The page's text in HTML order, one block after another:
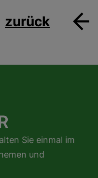
zurück
Sie einmal im
und